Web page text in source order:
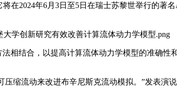
在2024年6月3日至5日在瑞士苏黎世举行的著
结合，以提高计算流体动力学模型的准确性
流动来改进布辛尼斯克流动模拟。”发表演